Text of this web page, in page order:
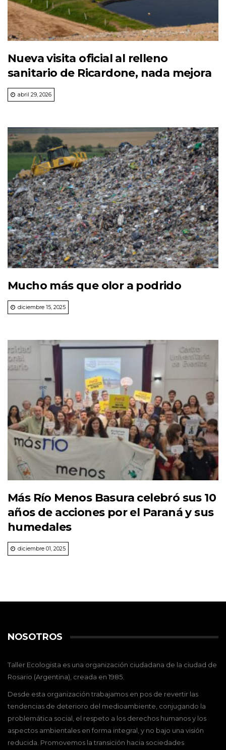
Nueva visita oficial al relleno
sanitario de Ricardone, nada mejora
abril 29, 2026
Mucho más que olor a podrido
diciembre 15, 2025
Más Río Menos Basura celebró sus 10
años de acciones por el Paraná y sus
humedales
diciembre 01, 2025
NOSOTROS
Taller Ecologista es una organización ciudadana de la ciudad de
Rosario (Argentina), creada en 1985.
Desde esta organización trabajamos en pos de revertir las
tendencias de deterioro del medioambiente, conjugando la
problemática social, el respeto a los derechos humanos y los
aspectos ambientales en forma integral, y no bajo una visión
reducida. Promovemos la transición hacia sociedades